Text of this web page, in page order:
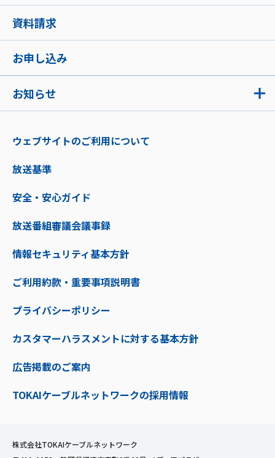
お知らせ
資料請求
お申し込み
ウェブサイトのご利用について
放送基準
安全・安心ガイド
放送番組審議会議事録
情報セキュリティ基本方針
ご利用約款・重要事項説明書
プライバシーポリシー
カスタマーハラスメントに対する基本方針
広告掲載のご案内
TOKAIケーブルネットワークの採用情報
株式会社TOKAIケーブルネットワーク